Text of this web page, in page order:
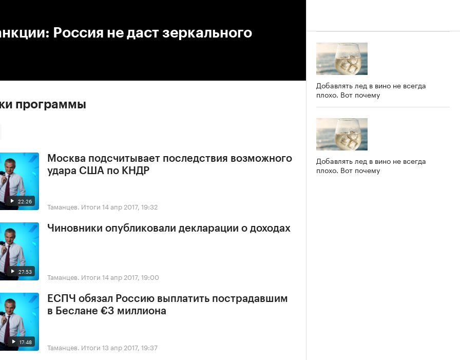
Россия не даст зеркального
программы
22:26
Москва подсчитывает последствия возможного
удара США по КНДР
Таманцев. Итоги 14 апр 2017, 19:32
27:53
Чиновники опубликовали декларации о доходах
Таманцев. Итоги 14 апр 2017, 19:00
17:48
ЕСПЧ обязал Россию выплатить пострадавшим
в Беслане €3 миллиона
Таманцев. Итоги 13 апр 2017, 19:37
Добавлять лед в вино не всегда
плохо. Вот почему
Добавлять лед в вино не всегда
плохо. Вот почему